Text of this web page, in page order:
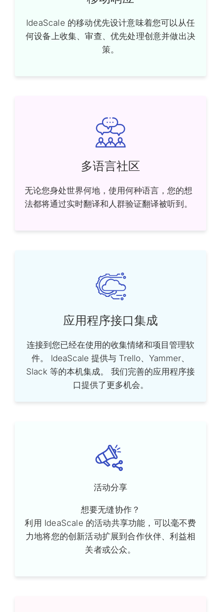
IdeaScale 的移动优先设计意味着您可以从任
何设备上收集、审查、优先处理创意并做出决
策。
多语言社区
无论您身处世界何地，使用何种语言，您的想
法都将通过实时翻译和人群验证翻译被听到。
应用程序接口集成
连接到您已经在使用的收集情绪和项目管理软
件。 IdeaScale 提供与 Trello、Yammer、
Slack 等的本机集成。 我们完善的应用程序接
口提供了更多机会。
活动分享
想要无缝协作？
利用 IdeaScale 的活动共享功能，可以毫不费
力地将您的创新活动扩展到合作伙伴、利益相
关者或公众。